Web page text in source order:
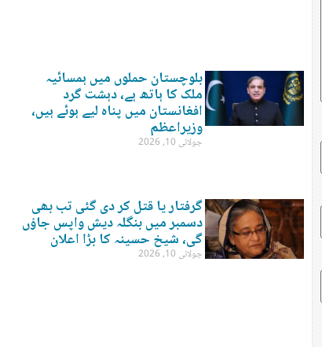
بلوچستان حملوں میں ہمسائیہ
ملک کا ہاتھ ہے، دہشت گرد
افغانستان میں پناہ لیے ہوئے ہیں،
وزیراعظم
جولائی 10, 2026
گرفتار یا قتل کر دی گئی تب بھی
دسمبر میں بنگلہ دیش واپس جاؤں
گی، شیخ حسینہ کا بڑا اعلان
جولائی 10, 2026